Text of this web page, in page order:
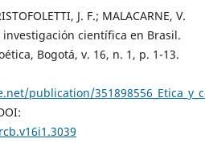
J. F.; MALACARNE, V.
científica en Brasil.
Bogotá, v. 16, n. 1, p. 1-13.
publication/